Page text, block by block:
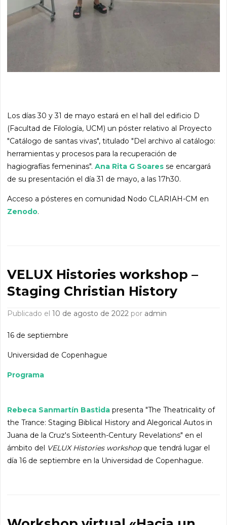
Los días 30 y 31 de mayo estará en el hall del edificio D
(Facultad de Filología, UCM) un póster relativo al Proyecto
"Catálogo de santas vivas", titulado "Del archivo al catálogo:
herramientas y procesos para la recuperación de
hagiografías femeninas".Ana Rita G Soares se encargará
de su presentación el día 31 de mayo, a las 17h30.
Acceso a pósteres en comunidad Nodo CLARIAH-CM en
Zenodo.
VELUX Histories workshop –
Staging Christian History
Publicado el10 de agosto de 2022 por admin
16 de septiembre
Universidad de Copenhague
Programa
Rebeca Sanmartín Bastida presenta "The Theatricality of
the Trance: Staging Biblical History and Alegorical Autos in
Juana de la Cruz's Sixteenth-Century Revelations" en el
ámbito del VELUX Histories workshop que tendrá lugar el
día 16 de septiembre en la Universidad de Copenhague.